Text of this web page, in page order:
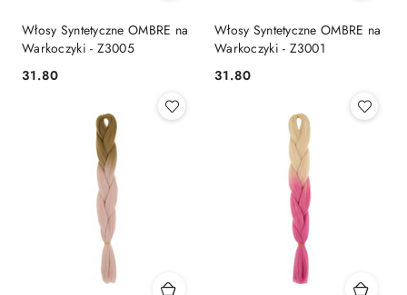
Włosy Syntetyczne OMBRE na
Warkoczyki - Z3005
Cena:
31.80
Włosy Syntetyczne OMBRE na
Warkoczyki - Z3001
Cena:
31.80